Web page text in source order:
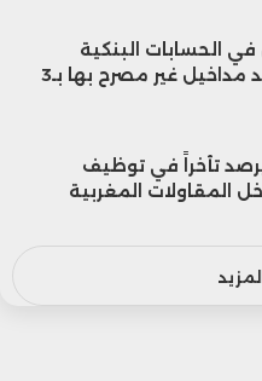
في الحسابات البنكية
والنفقات لرصد مداخيل غير مصرح بها بـ3
يرصد تأخراً في توظيف
المقاولات المغربية